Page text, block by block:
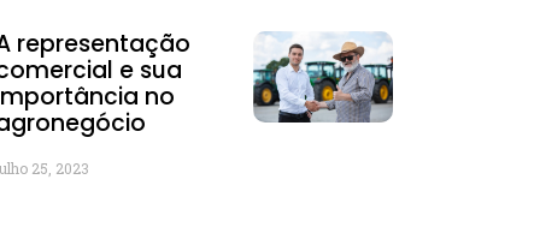
representação
e sua
no
25, 2023